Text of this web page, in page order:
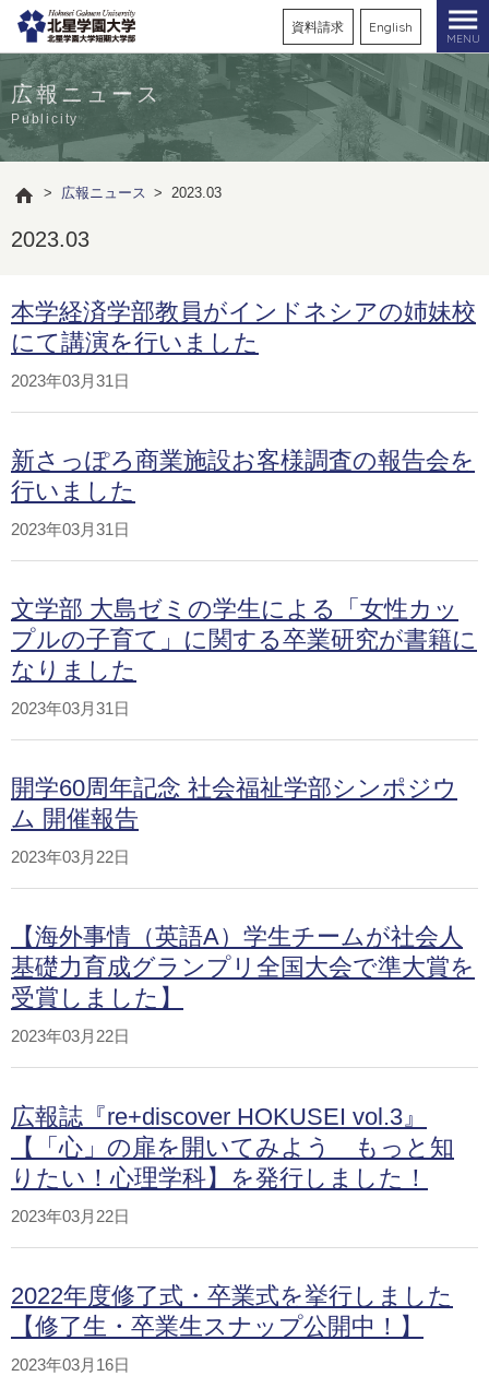
資料請求 English
MENU
広報ニュース
Publicity
> 広報ニュース > 2023.03
2023.03
本学経済学部教員がインドネシアの姉妹校
にて講演を行いました
2023年03月31日
新さっぽろ商業施設お客様調査の報告会を
行いました
2023年03月31日
文学部 大島ゼミの学生による「女性カッ
プルの子育て」に関する卒業研究が書籍に
なりました
2023年03月31日
開学60周年記念 社会福祉学部シンポジウ
ム 開催報告
2023年03月22日
【海外事情（英語A）学生チームが社会人
基礎力育成グランプリ全国大会で準大賞を
受賞しました】
2023年03月22日
広報誌『re+discover HOKUSEI vol.3』
【「心」の扉を開いてみよう もっと知
りたい！心理学科】を発行しました！
2023年03月22日
2022年度修了式・卒業式を挙行しました
【修了生・卒業生スナップ公開中！】
2023年03月16日